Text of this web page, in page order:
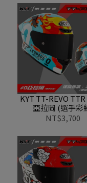
KYT TT-REVO TTR
亞拉岡 (選手彩
NT$3,700